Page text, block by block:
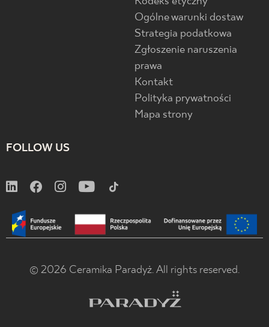
Ogólne warunki dostaw
Strategia podatkowa
Zgłoszenie naruszenia
prawa
Kontakt
Polityka prywatności
Mapa strony
FOLLOW US
© 2026 Ceramika Paradyż. All rights reserved.